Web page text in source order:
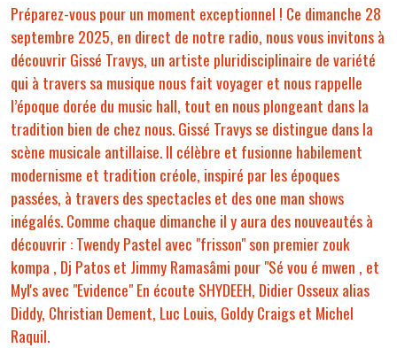
Préparez-vous pour un moment exceptionnel ! Ce dimanche 28
septembre 2025, en direct de notre radio, nous vous invitons à
découvrir Gissé Travys, un artiste pluridisciplinaire de variété
qui à travers sa musique nous fait voyager et nous rappelle
l’époque dorée du music hall, tout en nous plongeant dans la
tradition bien de chez nous. Gissé Travys se distingue dans la
scène musicale antillaise. Il célèbre et fusionne habilement
modernisme et tradition créole, inspiré par les époques
passées, à travers des spectacles et des one man shows
inégalés. Comme chaque dimanche il y aura des nouveautés à
découvrir : Twendy Pastel avec "frisson" son premier zouk
kompa , Dj Patos et Jimmy Ramasâmi pour "Sé vou é mwen , et
Myl's avec "Evidence" En écoute SHYDEEH, Didier Osseux alias
Diddy, Christian Dement, Luc Louis, Goldy Craigs et Michel
Raquil.